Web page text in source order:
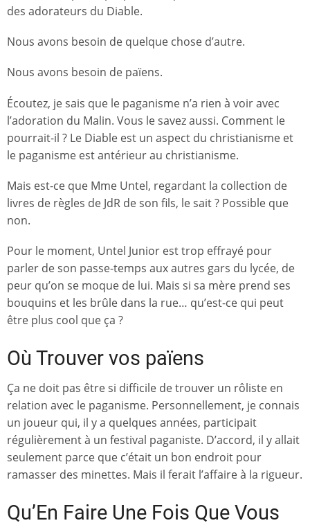
des adorateurs du Diable.
Nous avons besoin de quelque chose d’autre.
Nous avons besoin de païens.
Écoutez, je sais que le paganisme n’a rien à voir avec
l’adoration du Malin. Vous le savez aussi. Comment le
pourrait-il ? Le Diable est un aspect du christianisme et
le paganisme est antérieur au christianisme.
Mais est-ce que Mme Untel, regardant la collection de
livres de règles de JdR de son fils, le sait ? Possible que
non.
Pour le moment, Untel Junior est trop effrayé pour
parler de son passe-temps aux autres gars du lycée, de
peur qu’on se moque de lui. Mais si sa mère prend ses
bouquins et les brûle dans la rue… qu’est-ce qui peut
être plus cool que ça ?
Où Trouver vos païens
Ça ne doit pas être si difficile de trouver un rôliste en
relation avec le paganisme. Personnellement, je connais
un joueur qui, il y a quelques années, participait
régulièrement à un festival paganiste. D’accord, il y allait
seulement parce que c’était un bon endroit pour
ramasser des minettes. Mais il ferait l’affaire à la rigueur.
Qu’En Faire Une Fois Que Vous